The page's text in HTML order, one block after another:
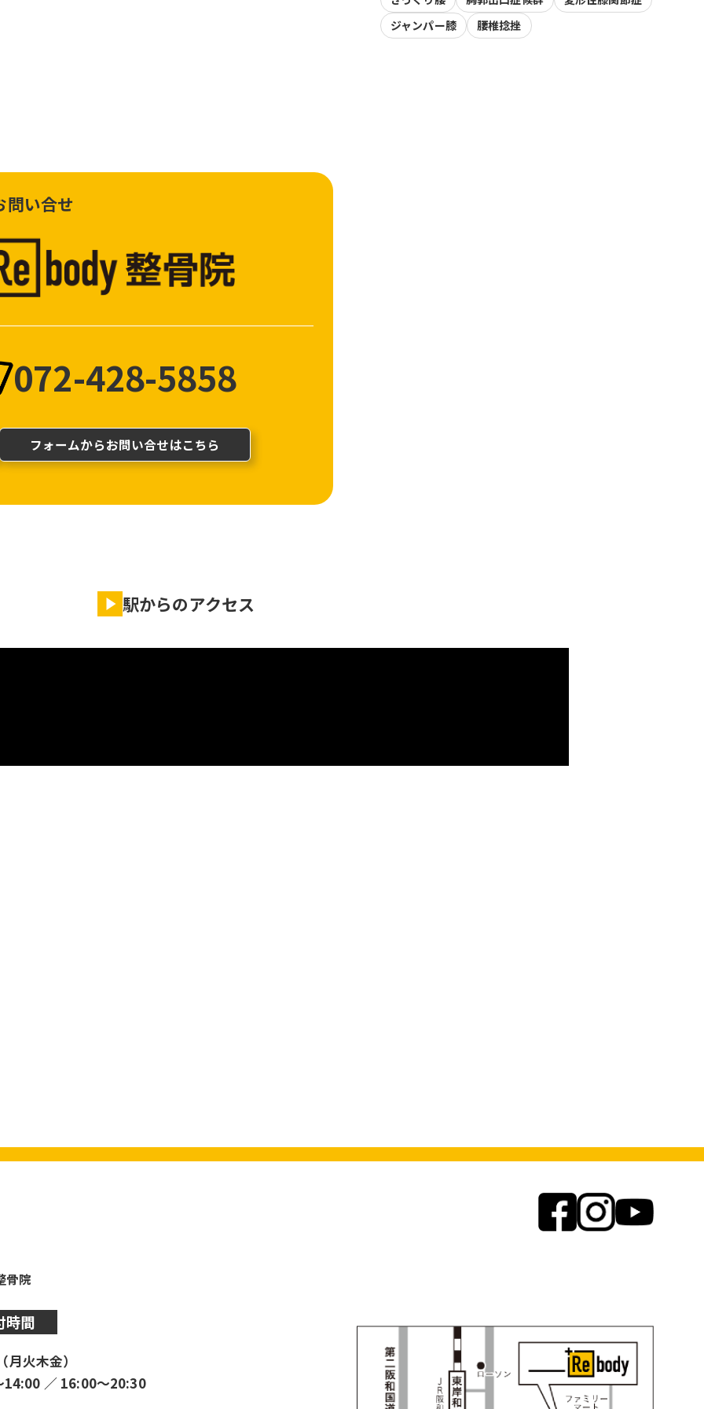
ジャンパー膝
腰椎捻挫
問い合せ
072-428-5858
フォームからお問い合せはこちら
駅からのアクセス
骨院
時間
火木金）
14:00 ／ 16:00〜20:30